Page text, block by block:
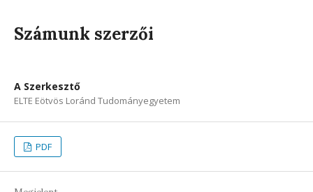
Számunk szerzői
A Szerkesztő
ELTE Eötvös Loránd Tudományegyetem
PDF